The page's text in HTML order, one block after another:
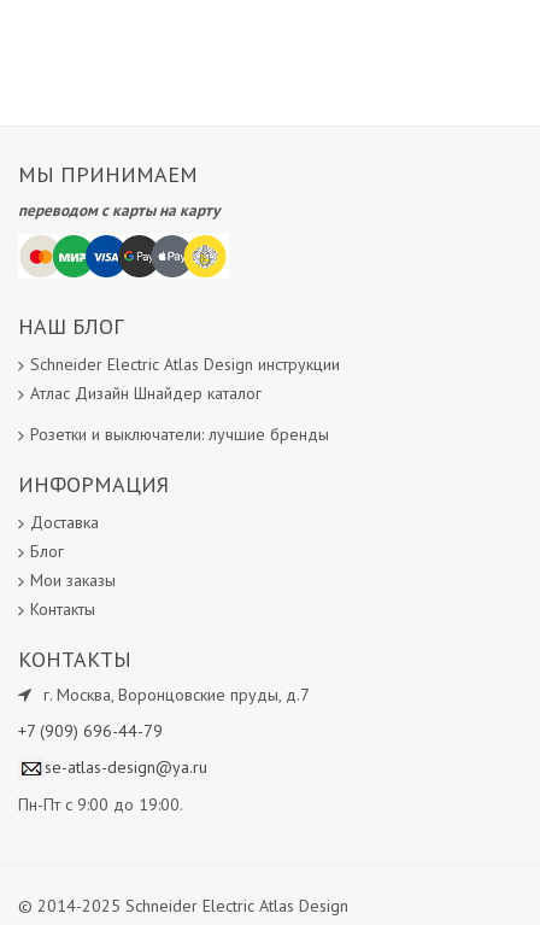
МЫ ПРИНИМАЕМ
переводом с карты на карту
НАШ БЛОГ
Schneider Electric Atlas Design инструкции
Атлас Дизайн Шнайдер каталог
Розетки и выключатели: лучшие бренды
ИНФОРМАЦИЯ
Доставка
Блог
Мои заказы
Контакты
КОНТАКТЫ
г. Москва, Воронцовские пруды, д.7
+7 (909) 696-44-79
se-atlas-design@ya.ru
Пн-Пт с 9:00 до 19:00.
© 2014-2025 Schneider Electric Atlas Design